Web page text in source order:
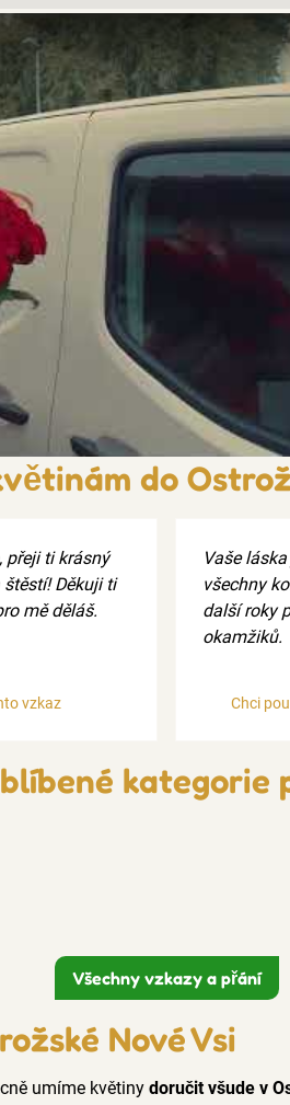
do
přeji ti krásný
Děkuji ti
mě děláš.
vzkaz
Vaše
všechny
další roky
okamžiků.
Chci
kategorie
Všechny vzkazy a přání
Nové Vsi
umíme květiny doručit všude v